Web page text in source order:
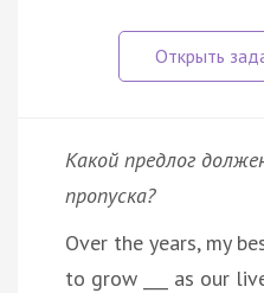
Какой предлог
пропуска?
Over the years, my
to grow ___ as our